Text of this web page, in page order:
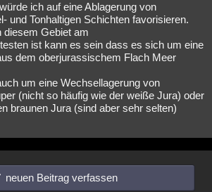
ich auf eine Ablagerung von
und Tonhaltigen Schichten favorisieren.
diesem Gebiet am
ist kann es sein dass es sich um eine
dem oberjurassischem Flach Meer
um eine Wechsellagerung von
(nicht so häufig wie der weiße Jura) oder
braunen Jura (sind aber sehr selten)
neuen Beitrag verfassen